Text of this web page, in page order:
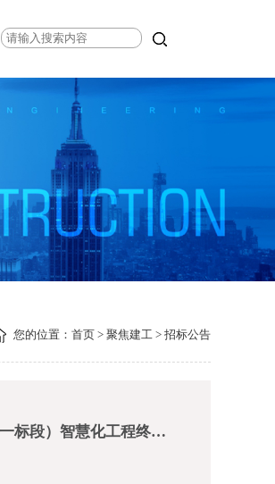
您的位置： 首页 > 聚焦建工 > 招标公告
标段）智慧化工程终…